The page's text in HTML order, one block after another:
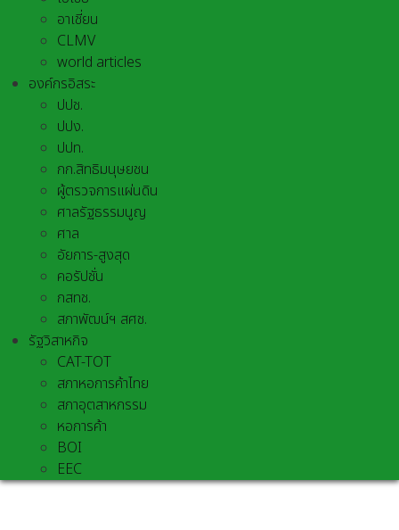
อาเชี่ยน
CLMV
world articles
องค์กรอิสระ
ปปช.
ปปง.
ปปท.
กก.สิทธิมนุษยชน
ผู้ตรวจการแผ่นดิน
ศาลรัฐธรรมนูญ
ศาล
อัยการ-สูงสุด
คอรัปชั่น
กสทช.
สภาพัฒน์ฯ สศช.
รัฐวิสาหกิจ
CAT-TOT
สภาหอการค้าไทย
สภาอุตสาหกรรม
หอการค้า
BOI
EEC